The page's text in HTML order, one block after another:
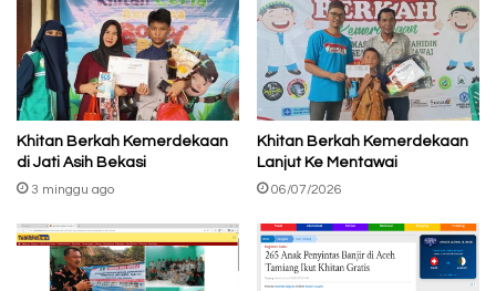
Khitan Berkah Kemerdekaan
di Jati Asih Bekasi
3 minggu ago
Khitan Berkah Kemerdekaan
Lanjut Ke Mentawai
06/07/2026